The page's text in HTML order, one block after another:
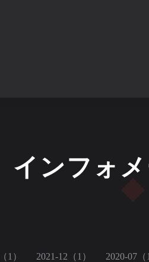
インフォ
1） 2021-12（1） 2020-07（